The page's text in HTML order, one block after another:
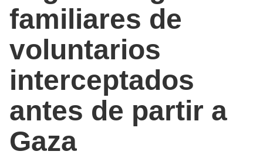
familiares de
voluntarios
interceptados
antes de partir a
Gaza